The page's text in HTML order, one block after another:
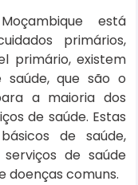
está
primários,
primário, existem
que são o
a maioria dos
de saúde. Estas
de saúde,
de saúde
comuns.